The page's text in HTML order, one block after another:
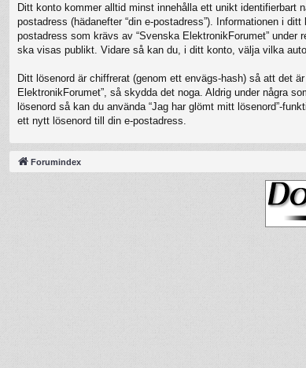
Ditt konto kommer alltid minst innehålla ett unikt identifierbart
postadress (hädanefter “din e-postadress”). Informationen i
postadress som krävs av “Svenska ElektronikForumet”
ska visas publikt. Vidare så kan du, i ditt konto, välja vilka
Ditt lösenord är chiffrerat (genom ett envägs-hash) så att det
ElektronikForumet”, så skydda det noga. Aldrig under några
lösenord så kan du använda “Jag har glömt mitt lösenord”-
ett nytt lösenord till din e-postadress.
Forumindex